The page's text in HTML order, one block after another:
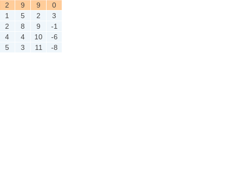
2 9 9
0
1 5 2
3
2 8 9
-1
4 4 10
-6
5 3 11 -8